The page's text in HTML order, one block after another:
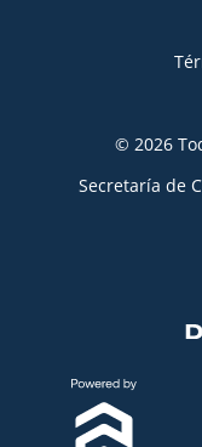
© 2026
Secretaría de